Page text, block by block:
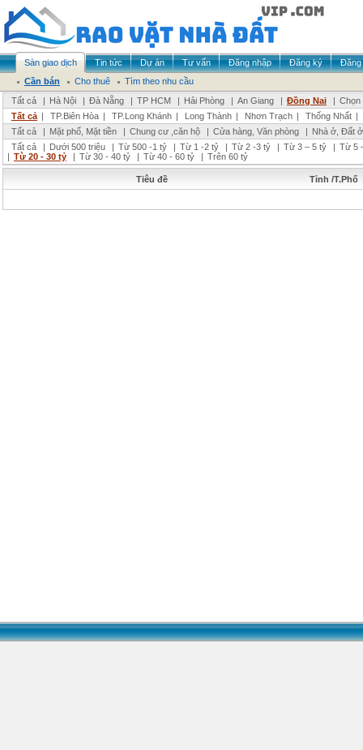
Sàn giao dịch Tin tức Dự án Tư vấn Đăng nhập Đăng ký
Đăng
Cần bán
Cho thuê
Tìm theo nhu cầu
Tất cả
| Hà Nội | Đà Nẵng | TP HCM | Hải Phòng | An Giang | Đồng Nai | Chọn
Tất cả | TP.Biên Hòa | TP.Long Khánh | Long Thành | Nhơn Trạch | Thống Nhất |
Tất cả
| Mặt phố, Mặt tiền | Chung cư ,căn hộ | Cửa hàng, Văn phòng | Nhà ở, Đất ở
Tất cả
| Dưới 500 triệu | Từ 500 -1 tỷ | Từ 1 -2 tỷ | Từ 2 -3 tỷ | Từ 3 – 5 tỷ | Từ 5
| Từ 20 - 30 tỷ | Từ 30 - 40 tỷ | Từ 40 - 60 tỷ | Trên 60 tỷ
Tiêu đề Tỉnh /T.Phố